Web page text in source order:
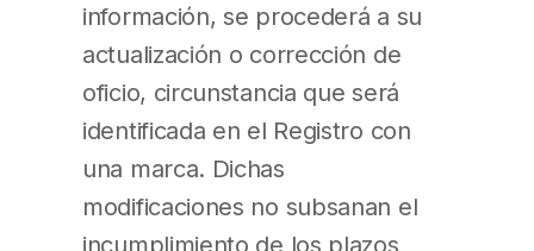
información, se procederá a su
actualización o corrección de
oficio, circunstancia que será
identificada en el Registro con
una marca. Dichas
modificaciones no subsanan el
incumplimiento de los plazos